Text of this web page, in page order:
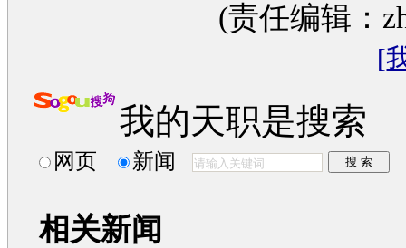
(责任编辑：
[
我的天职是搜索
网页 新闻
相关新闻